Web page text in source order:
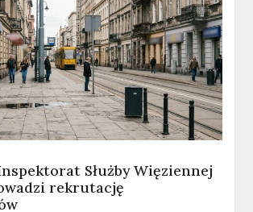
Służby Więziennej
rekrutację